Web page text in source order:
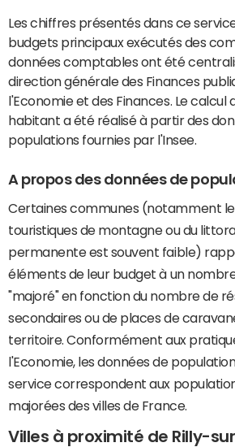
Les chiffres présentés dans ce
budgets principaux exécutés des
données comptables ont été
direction générale des Finances
l'Economie et des Finances. Le calcul
habitant a été réalisé à partir des
populations fournies par l'Insee.
A propos des données de
Certaines communes (notamment
touristiques de montagne ou du
permanente est souvent faible)
éléments de leur budget à un
"majoré" en fonction du nombre de
secondaires ou de places de
territoire. Conformément aux
l'Economie, les données de
service correspondent aux
majorées des villes de France.
Villes à proximité de Rilly-